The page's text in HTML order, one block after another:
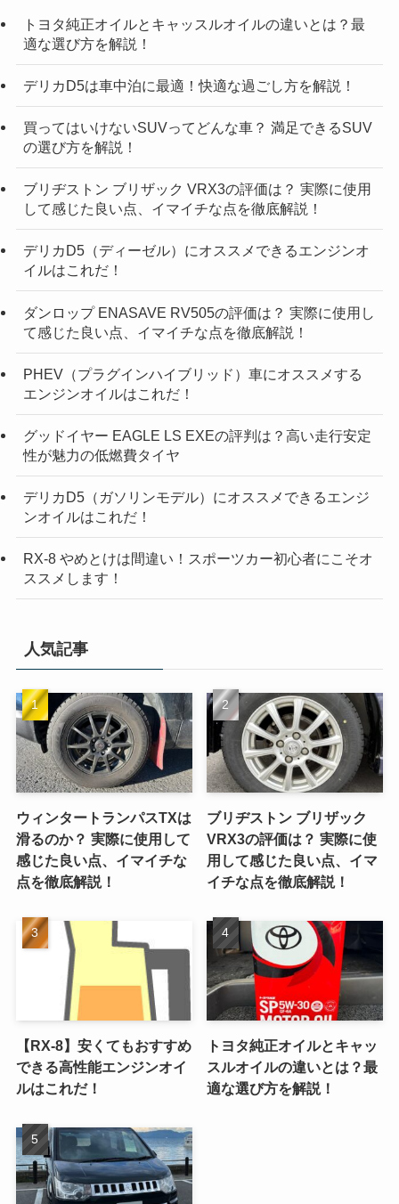
トヨタ純正オイルとキャッスルオイルの違いとは？最
適な選び方を解説！
デリカD5は車中泊に最適！快適な過ごし方を解説！
買ってはいけないSUVってどんな車？ 満足できるSUV
の選び方を解説！
ブリヂストン ブリザック VRX3の評価は？ 実際に使用
して感じた良い点、イマイチな点を徹底解説！
デリカD5（ディーゼル）にオススメできるエンジンオ
イルはこれだ！
ダンロップ ENASAVE RV505の評価は？ 実際に使用し
て感じた良い点、イマイチな点を徹底解説！
PHEV（プラグインハイブリッド）車にオススメする
エンジンオイルはこれだ！
グッドイヤー EAGLE LS EXEの評判は？高い走行安定
性が魅力の低燃費タイヤ
デリカD5（ガソリンモデル）にオススメできるエンジ
ンオイルはこれだ！
RX-8 やめとけは間違い！スポーツカー初心者にこそオ
ススメします！
人気記事
ウィンタートランパスTXは
滑るのか？ 実際に使用して
感じた良い点、イマイチな
点を徹底解説！
ブリヂストン ブリザック
VRX3の評価は？ 実際に使
用して感じた良い点、イマ
イチな点を徹底解説！
【RX-8】安くてもおすすめ
できる高性能エンジンオイ
ルはこれだ！
トヨタ純正オイルとキャッ
スルオイルの違いとは？最
適な選び方を解説！